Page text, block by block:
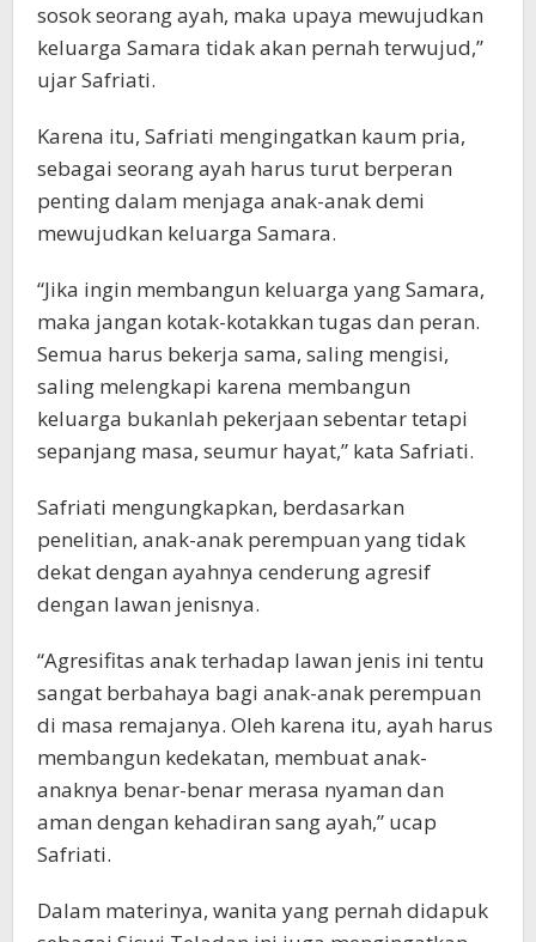
sosok seorang ayah, maka upaya mewujudkan
keluarga Samara tidak akan pernah terwujud,”
ujar Safriati.
Karena itu, Safriati mengingatkan kaum pria,
sebagai seorang ayah harus turut berperan
penting dalam menjaga anak-anak demi
mewujudkan keluarga Samara.
“Jika ingin membangun keluarga yang Samara,
maka jangan kotak-kotakkan tugas dan peran.
Semua harus bekerja sama, saling mengisi,
saling melengkapi karena membangun
keluarga bukanlah pekerjaan sebentar tetapi
sepanjang masa, seumur hayat,” kata Safriati.
Safriati mengungkapkan, berdasarkan
penelitian, anak-anak perempuan yang tidak
dekat dengan ayahnya cenderung agresif
dengan lawan jenisnya.
“Agresifitas anak terhadap lawan jenis ini tentu
sangat berbahaya bagi anak-anak perempuan
di masa remajanya. Oleh karena itu, ayah harus
membangun kedekatan, membuat anak-
anaknya benar-benar merasa nyaman dan
aman dengan kehadiran sang ayah,” ucap
Safriati.
Dalam materinya, wanita yang pernah didapuk